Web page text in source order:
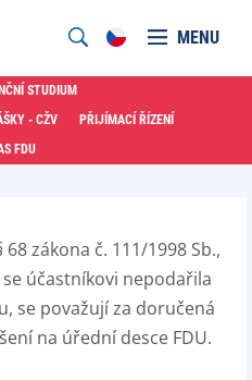
MENU
STUDIUM
- CŽV
PŘIJÍMACÍ ŘÍZENÍ
FDU
zákona č. 111/1998 Sb.,
účastníkovi nepodařila
se považují za doručená
na úřední desce FDU.